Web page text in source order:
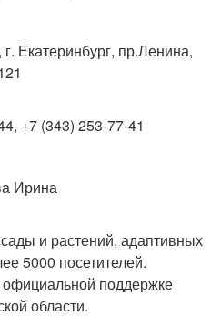
Екатеринбург, пр.Ленина,
+7 (343) 253-77-41
Ирина
и растений, адаптивных
5000 посетителей.
поддержке
области.